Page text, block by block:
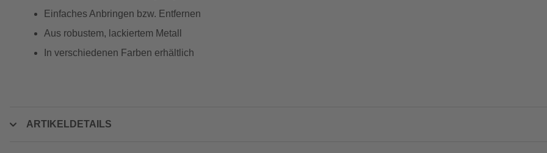
Einfaches Anbringen bzw. Entfernen
Aus robustem, lackiertem Metall
In verschiedenen Farben erhältlich
ARTIKELDETAILS